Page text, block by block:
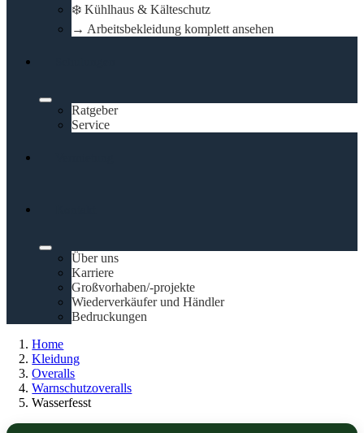
❄️ Kühlhaus & Kälteschutz
→ Arbeitsbekleidung komplett ansehen
Ratgeber
Service
Über uns
Karriere
Großvorhaben/-projekte
Wiederverkäufer und Händler
Bedruckungen
Home
Kleidung
Overalls
Warnschutzoveralls
Wasserfesst